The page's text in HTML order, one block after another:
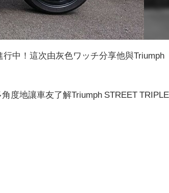
中！這次由灰色ワッチ分享他與Triumph
度地讓車友了解Triumph STREET TRIPLE